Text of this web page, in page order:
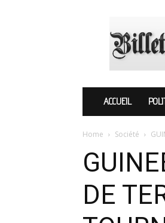
ACCUEIL
Home Société
DE